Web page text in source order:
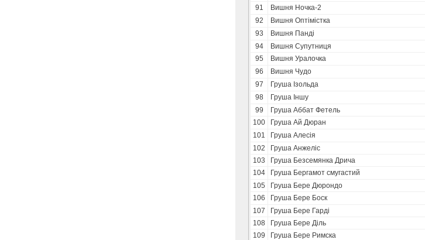
91 Вишня Ночка-2
92 Вишня Оптімістка
93 Вишня Панді
94 Вишня Супутниця
95
Вишня Уралочка
96 Вишня Чудо
97 Груша Ізольда
98 Груша Іншу
99 Груша Аббат Фетель
100
Груша Ай Дюран
101 Груша Алесія
102 Груша Анжеліс
103
Груша Безсемянка Дрича
104
Груша Бергамот смугастий
105 Груша Бере Дюрондо
106
Груша Бере Боск
107 Груша Бере Гарді
108
Груша Бере Діль
109
Груша Бере Римска